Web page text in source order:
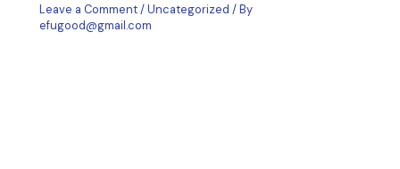
Leave a Comment/Uncategorized / By
efugood@gmail.com